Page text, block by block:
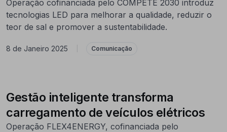
Operação cofinanciada pelo COMPETE 2030 introduz
tecnologias LED para melhorar a qualidade, reduzir o
teor de sal e promover a sustentabilidade.
8 de Janeiro 2025 Comunicação
Gestão inteligente transforma
carregamento de veículos elétricos
Operação FLEX4ENERGY, cofinanciada pelo